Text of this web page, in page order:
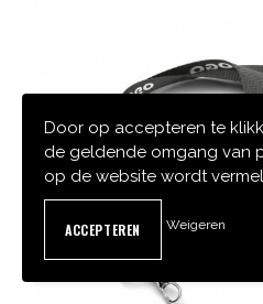
Door op accepteren te
de geldende omgang van
op de website wordt
Weigeren